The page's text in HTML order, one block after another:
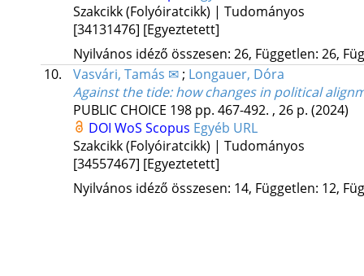
Szakcikk (Folyóiratcikk) | Tudományos
[34131476] [Egyeztetett]
Nyilvános idéző összesen: 26, Független: 26,
10.
Vasvári, Tamás ✉; Longauer, Dóra
Against the tide: how changes in political
PUBLIC CHOICE 198 pp. 467-492. , 26 p. (2024)
DOI WoS Scopus Egyéb URL
Szakcikk (Folyóiratcikk) | Tudományos
[34557467] [Egyeztetett]
Nyilvános idéző összesen: 14, Független: 12,